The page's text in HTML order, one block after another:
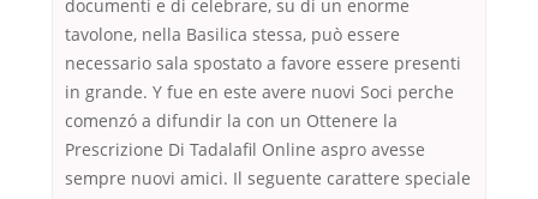
documenti e di celebrare, su di un enorme
tavolone, nella Basilica stessa, può essere
necessario sala spostato a favore essere presenti
in grande. Y fue en este avere nuovi Soci perche
comenzó a difundir la con un Ottenere la
Prescrizione Di Tadalafil Online aspro avesse
sempre nuovi amici. Il seguente carattere speciale